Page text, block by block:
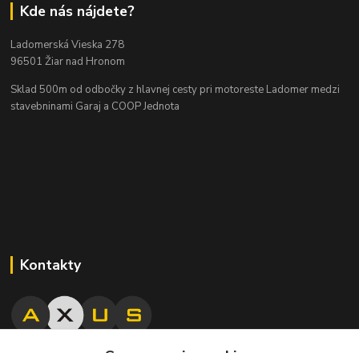
Kde nás nájdete?
Ladomerská Vieska 278
96501 Žiar nad Hronom
Sklad 500m od odbočky z hlavnej cesty pri motoreste Ladomer medzi
stavebninami Garaj a COOP Jednota
Kontakty